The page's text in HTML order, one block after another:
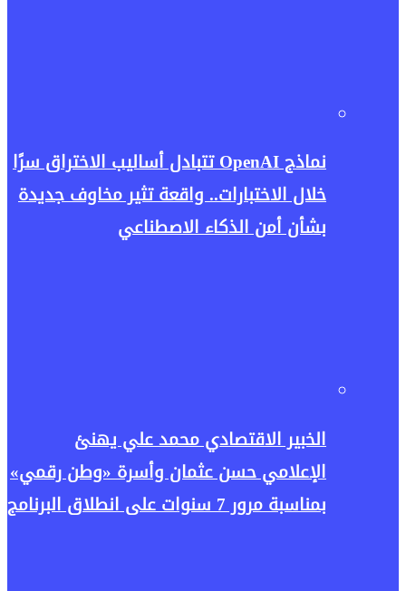
نماذج OpenAI تتبادل أساليب الاختراق سرًا
خلال الاختبارات.. واقعة تثير مخاوف جديدة
بشأن أمن الذكاء الاصطناعي
الخبير الاقتصادي محمد علي يهنئ
الإعلامي حسن عثمان وأسرة «وطن رقمي»
بمناسبة مرور 7 سنوات على انطلاق البرنامج